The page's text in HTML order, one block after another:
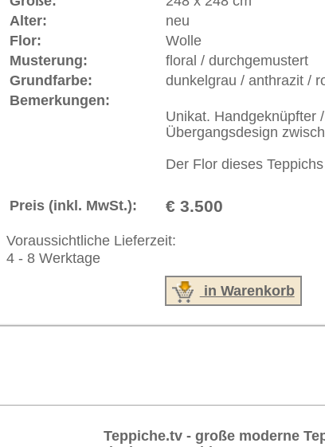
/ Österreich: +49 (0)40 450 4102
+44 (0)20 7183 4544
+1 646-688-1335